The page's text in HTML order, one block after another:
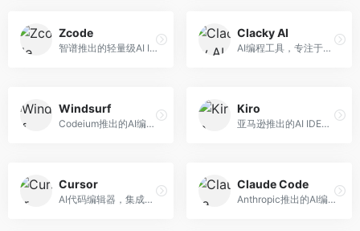
Zcode
智谱推出的轻量级AI IDE，基于GLM模型。面向开发者，提供智能代码补全、代码生成、错误检测等服务，中文编程支持好。
Clacky AI
AI编程工具，专注于代码智能生成与优化。面向开发者，提供代码生成、代码重构、错误修复等服务，编程效率高。
Windsurf
Codeium推出的AI编程工具，专注于代码智能辅助。面向开发者，提供代码补全、代码生成、代码解释等服务，多语言支持完善。
Kiro
亚马逊推出的AI IDE，深度整合AWS云服务。面向AWS开发者，提供代码生成、云服务集成、部署自动化等服务，与AWS生态无缝衔接。
Cursor
AI代码编辑器，集成GPT-4模型，专注于智能编程辅助。面向开发者，提供代码生成、代码解释、错误修复等服务，编程体验流畅，开发效率高。
Claude Code
Anthropic推出的AI编程工具，基于Claude模型。面向开发者，提供代码生成、代码审查、调试辅助等服务，代码质量高，推理能力强。